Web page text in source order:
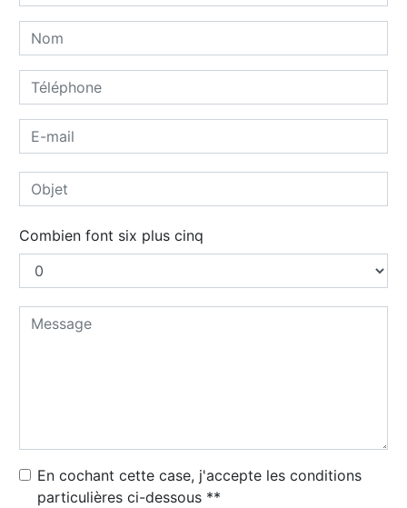
Combien font six plus cinq
En cochant cette case, j'accepte les conditions
particulières ci-dessous **